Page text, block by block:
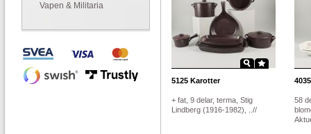
Vapen & Militaria
5125 Karotter
+ fat, 9 delar, terma, Stig
Lindberg (1916-1982), ..//
4035
58